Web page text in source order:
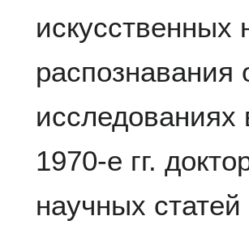
искусственных
распознавания
1970-е гг.
научных